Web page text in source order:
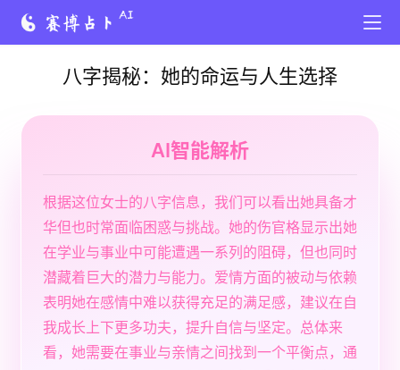
八字揭秘：她的命运与人生选择
AI智能解析
根据这位女士的八字信息，我们可以看出她具备才
华但也时常面临困惑与挑战。她的伤官格显示出她
在学业与事业中可能遭遇一系列的阻碍，但也同时
潜藏着巨大的潜力与能力。爱情方面的被动与依赖
表明她在感情中难以获得充足的满足感，建议在自
我成长上下更多功夫，提升自信与坚定。总体来
看，她需要在事业与亲情之间找到一个平衡点，通